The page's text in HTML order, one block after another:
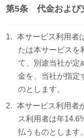
第5条 代金および
本サービス利用者
たは本サービスを
て、別途当社が定
金を、当社が指定
のとします。
本サービス利用者
ス利用者は年
払うものとします。